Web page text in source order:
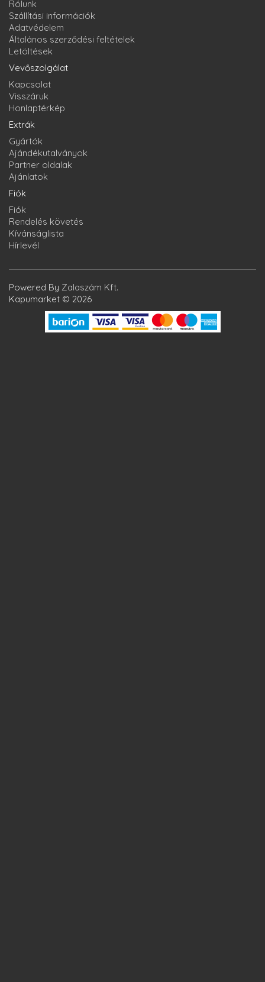
Rólunk
Szállítási információk
Adatvédelem
Általános szerződési feltételek
Letöltések
Vevőszolgálat
Kapcsolat
Visszáruk
Honlaptérkép
Extrák
Gyártók
Ajándékutalványok
Partner oldalak
Ajánlatok
Fiók
Fiók
Rendelés követés
Kívánságlista
Hírlevél
Powered By Zalaszám Kft.
Kapumarket © 2026